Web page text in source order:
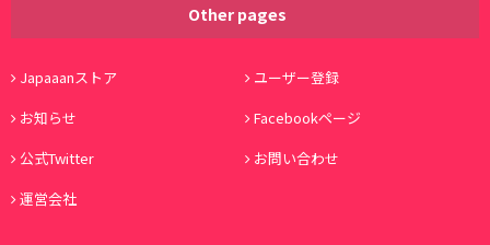
Other pages
Japaaanストア
ユーザー登録
お知らせ
Facebookページ
公式Twitter
お問い合わせ
運営会社